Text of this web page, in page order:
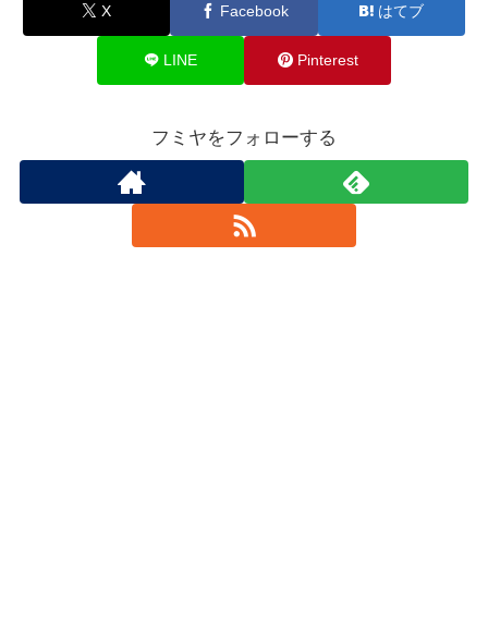
X Facebook はてブ
LINE Pinterest
フミヤをフォローする